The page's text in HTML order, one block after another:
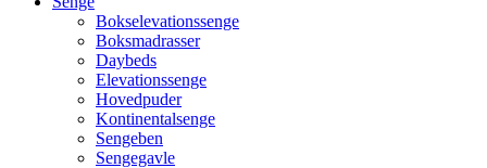
Bokselevationssenge
Boksmadrasser
Daybeds
Elevationssenge
Hovedpuder
Kontinentalsenge
Sengeben
Sengegavle